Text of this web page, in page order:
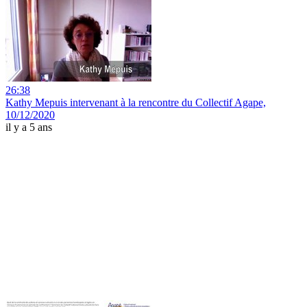
26:38
Kathy Mepuis intervenant à la rencontre du Collectif Agape,
10/12/2020
il y a 5 ans